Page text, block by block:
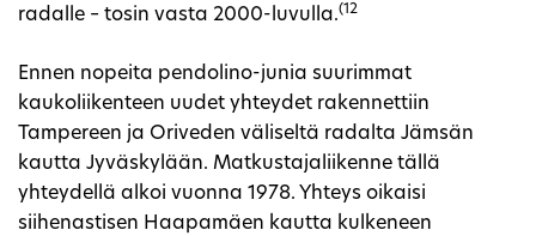
radalle – tosin vasta 2000-luvulla.(12
Ennen nopeita pendolino-junia suurimmat
kaukoliikenteen uudet yhteydet rakennettiin
Tampereen ja Oriveden väliseltä radalta Jämsän
kautta Jyväskylään. Matkustajaliikenne tällä
yhteydellä alkoi vuonna 1978. Yhteys oikaisi
siihenastisen Haapamäen kautta kulkeneen